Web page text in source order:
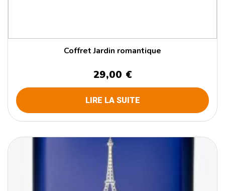
Coffret Jardin romantique
29,00 €
LIRE LA SUITE